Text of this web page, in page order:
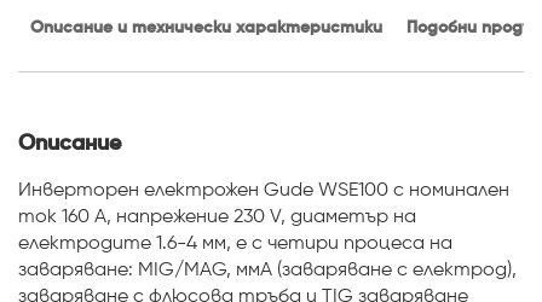
Описание и технически характеристики Подобни
Описание
Инверторен електрожен Gude WSE100 с номинален
ток 160 A, напрежение 230 V, диаметър на
електродите 1.6-4 мм, е с четири процеса на
заваряване: MIG/MAG, ммA (заваряване с електрод),
заваряване с флюсова тръба и TIG заваряване